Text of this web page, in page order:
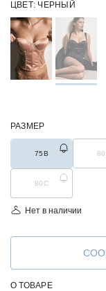
ЦВЕТ: ЧЕРНЫЙ
РАЗМЕР
75B
80С
Нет в наличии
О ТОВАРЕ